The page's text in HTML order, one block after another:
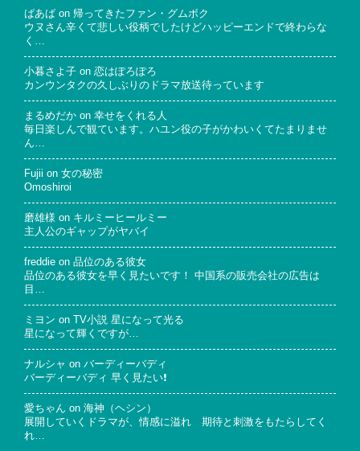
ばあば on 帰ってきたファン・グムボク
ウヌさん辛くて悲しい役柄でしたけどハッピーエンドで終わらな
く…
小暮さよ子 on 恋はぽろぽろ
カンウンタクの久しぶりのドラマ放送待っています
まるめだか on 幸せをくれる人
毎日楽しんで観ています。ハユン役の子がかわいくてたまりませ
ん…
Fujii on 女の秘密
Omoshiroi
磨雄様 on キルミーヒールミー
主人公のギャップがヤバイ
freddie on 品位のある彼女
品位のある彼女を早く見たいです！ 中国系の販売会社の広告は
目…
ミヨン on
TV小説 星になって光る
星になって輝くですが…
ナルシャ on バーディーバディ
バーディーバディ 早く見たい❗
愛ちゃん on 海神（ヘシン）
展開していくドラマが、情感に溢れ 期待と刺激をもたらしてく
れ…